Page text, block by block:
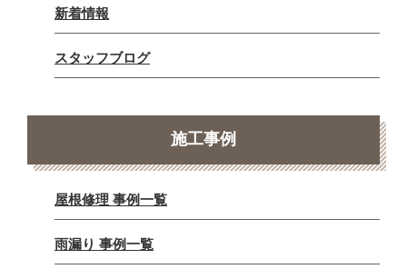
新着情報
スタッフブログ
施工事例
屋根修理 事例一覧
雨漏り 事例一覧